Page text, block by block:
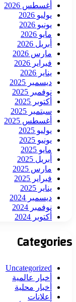
أغسطس 2026
يوليو 2026
يونيو 2026
مايو 2026
أبريل 2026
مارس 2026
فبراير 2026
يناير 2026
ديسمبر 2025
نوفمبر 2025
أكتوبر 2025
سبتمبر 2025
أغسطس 2025
يوليو 2025
يونيو 2025
مايو 2025
أبريل 2025
مارس 2025
فبراير 2025
يناير 2025
ديسمبر 2024
نوفمبر 2024
أكتوبر 2024
Categories
Uncategorized
أخبار عالمية
أخبار محلية
أعلانات